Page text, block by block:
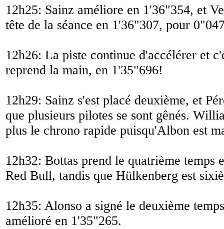
12h25: Sainz améliore en 1'36"354, et
tête de la séance en 1'36"307, pour
12h26: La piste continue d'accélérer et
reprend la main, en 1'35"696!
12h29: Sainz s'est placé deuxième, et
que plusieurs pilotes se sont gênés.
plus le chrono rapide puisqu'Albon est
12h32: Bottas prend le quatrième temps
Red Bull, tandis que Hülkenberg est
12h35: Alonso a signé le deuxième
amélioré en 1'35"265.